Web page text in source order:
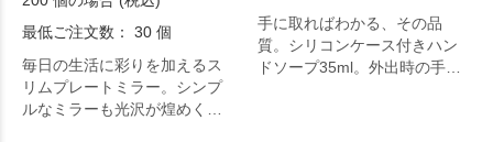
最低ご注文数： 30 個
毎日の生活に彩りを加えるス
リムプレートミラー。シンプ
ルなミラーも光沢が煌めくケ
手に取ればわかる、その品
質。シリコンケース付きハン
ドソープ35ml。外出時の手洗